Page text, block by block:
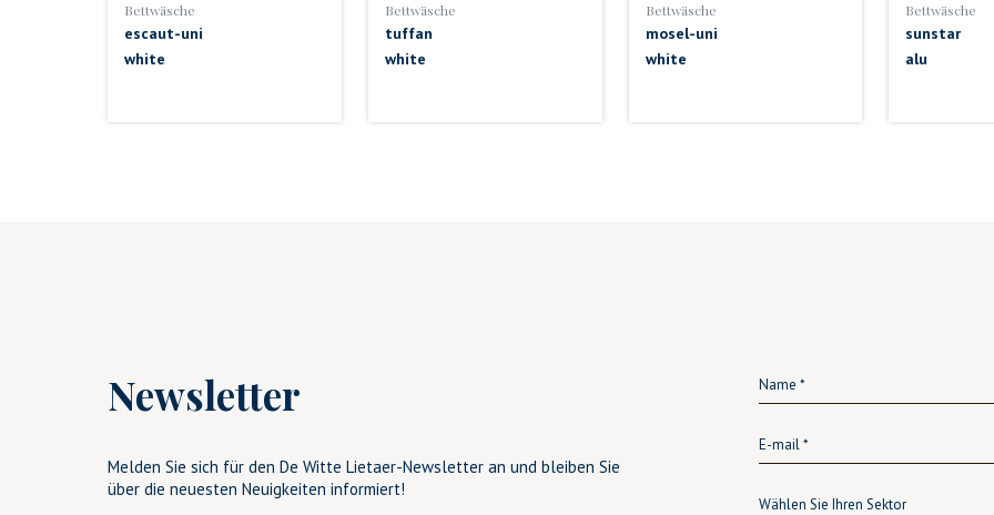
Bettwäsche
escaut-uni
white
Bettwäsche
tuffan
white
Bettwäsche
mosel-uni
white
Bettwäsche
sunstar
alu
Newsletter
Melden Sie sich für den De Witte Lietaer-Newsletter an und bleiben Sie
über die neuesten Neuigkeiten informiert!
Wählen Sie Ihren Sektor